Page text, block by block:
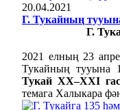
20.04.2021
Г. Тукайның
Г.
2021 елның 23
Тукайның тууына
Тукай XX–XXI
темага Халыкара